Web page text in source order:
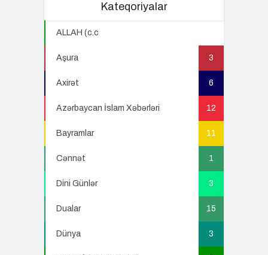
Kateqoriyalar
ALLAH (c.c
Aşura 3
Axirət 6
Azərbaycan İslam Xəbərləri 12
Bayramlar 11
Cənnət 1
Dini Günlər 3
Dualar 15
Dünya 3